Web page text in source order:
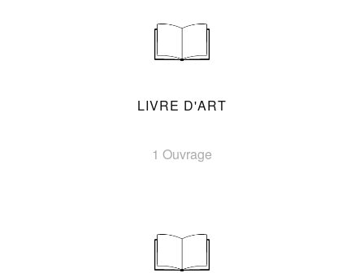
LIVRE D'ART
1 Ouvrage